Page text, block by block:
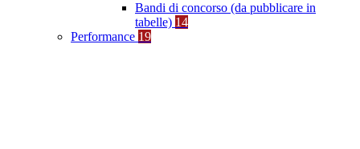
Bandi di concorso (da pubblicare in
tabelle) 14
Performance 19